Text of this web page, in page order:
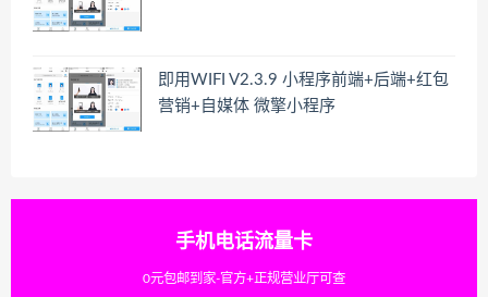
即用WIFI V2.3.9 小程序前端+后端+红包
营销+自媒体 微擎小程序
手机电话流量卡
0元包邮到家-官方+正规营业厅可查